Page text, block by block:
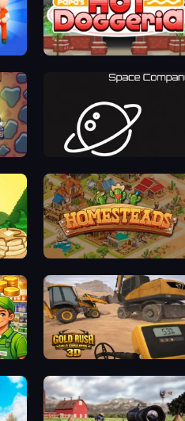
Papa's Hot Doggeria
Space Company
Homesteads: Dream Farm
Gold Rush: Gold Simulator 3D